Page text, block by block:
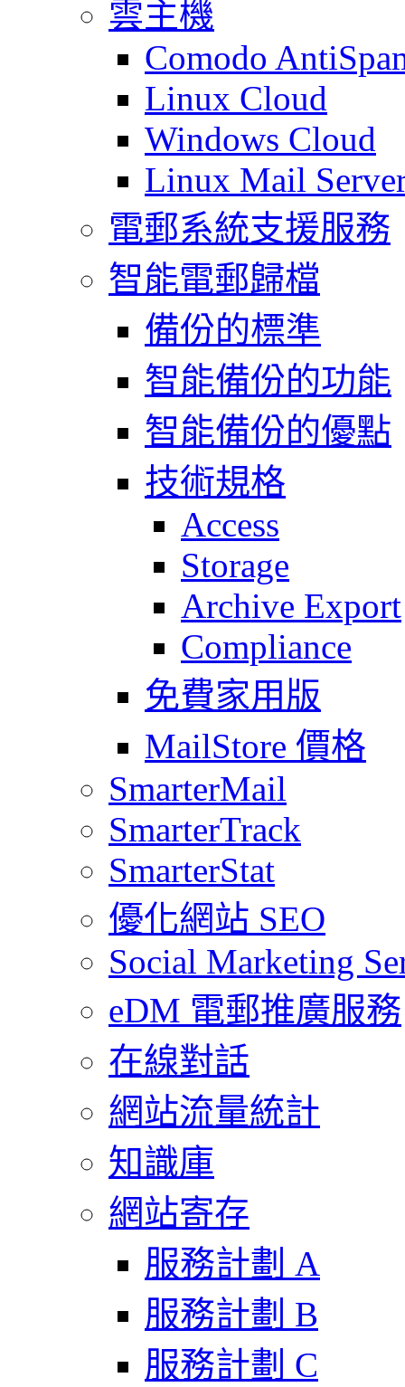
雲主機
Comodo
Linux Cloud
Windows Cloud
Linux Mail
電郵系統支援服務
智能電郵歸檔
備份的標準
智能備份的功能
智能備份的優點
技術規格
Access
Storage
Archive Export
Compliance
免費家用版
MailStore 價格
SmarterMail
SmarterTrack
SmarterStat
優化網站 SEO
Social Marketing
eDM 電郵推廣服務
在線對話
網站流量統計
知識庫
網站寄存
服務計劃 A
服務計劃 B
服務計劃 C